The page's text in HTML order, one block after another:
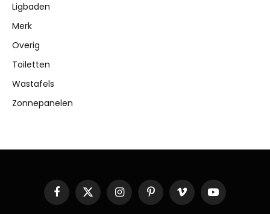
Ligbaden
Merk
Overig
Toiletten
Wastafels
Zonnepanelen
Facebook
X
(Twitter)
InstagramPinterestVimeo YouTube